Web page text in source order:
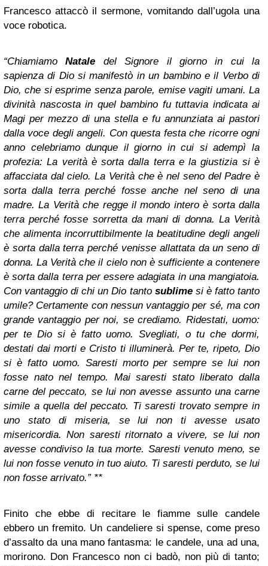
Francesco attaccò il sermone, vomitando dall’ugola una
voce robotica.
“ChiamiamoNatale del Signore il giorno in cui la
sapienza di Dio si manifestò in un bambino e il Verbo di
Dio, che si esprime senza parole, emise vagiti umani. La
divinità nascosta in quel bambino fu tuttavia indicata ai
Magi per mezzo di una stella e fu annunziata ai pastori
dalla voce degli angeli. Con questa festa che ricorre ogni
anno celebriamo dunque il giorno in cui si adempì la
profezia: La verità è sorta dalla terra e la giustizia si è
affacciata dal cielo. La Verità che è nel seno del Padre è
sorta dalla terra perché fosse anche nel seno di una
madre. La Verità che regge il mondo intero è sorta dalla
terra perché fosse sorretta da mani di donna. La Verità
che alimenta incorruttibilmente la beatitudine degli angeli
è sorta dalla terra perché venisse allattata da un seno di
donna. La Verità che il cielo non è sufficiente a contenere
è sorta dalla terra per essere adagiata in una mangiatoia.
Con vantaggio di chi un Dio tanto sublimesi è fatto tanto
umile? Certamente con nessun vantaggio per sé, ma con
grande vantaggio per noi, se crediamo. Ridestati, uomo:
per te Dio si è fatto uomo. Svegliati, o tu che dormi,
destati dai morti e Cristo ti illuminerà. Per te, ripeto, Dio
si è fatto uomo. Saresti morto per sempre se lui non
fosse nato nel tempo. Mai saresti stato liberato dalla
carne del peccato, se lui non avesse assunto una carne
simile a quella del peccato. Ti saresti trovato sempre in
uno stato di miseria, se lui non ti avesse usato
misericordia. Non saresti ritornato a vivere, se lui non
avesse condiviso la tua morte. Saresti venuto meno, se
lui non fosse venuto in tuo aiuto. Ti saresti perduto, se lui
non fosse arrivato.” **
Finito che ebbe di recitare le fiamme sulle candele
ebbero un fremito. Un candeliere si spense, come preso
d’assalto da una mano fantasma: le candele, una ad una,
morirono. Don Francesco non ci badò, non più di tanto;